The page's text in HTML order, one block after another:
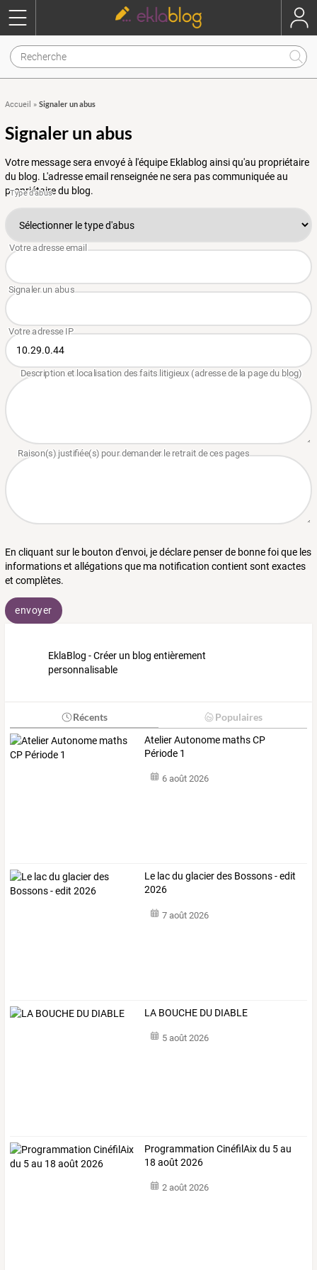
Accueil » Signaler un abus
Signaler un abus
Votre message sera envoyé à l'équipe Eklablog ainsi qu'au propriétaire
du blog. L'adresse email renseignée ne sera pas communiquée au
propriétaire du blog.
En cliquant sur le bouton d'envoi, je déclare penser de bonne foi que les
informations et allégations que ma notification contient sont exactes
et complètes.
envoyer
EklaBlog - Créer un blog entièrement
personnalisable
Récents Populaires
Atelier Autonome maths CP
Période 1
6 août 2026
Le lac du glacier des Bossons - edit
2026
7 août 2026
LA BOUCHE DU DIABLE
5 août 2026
Programmation CinéfilAix du 5 au
18 août 2026
2 août 2026